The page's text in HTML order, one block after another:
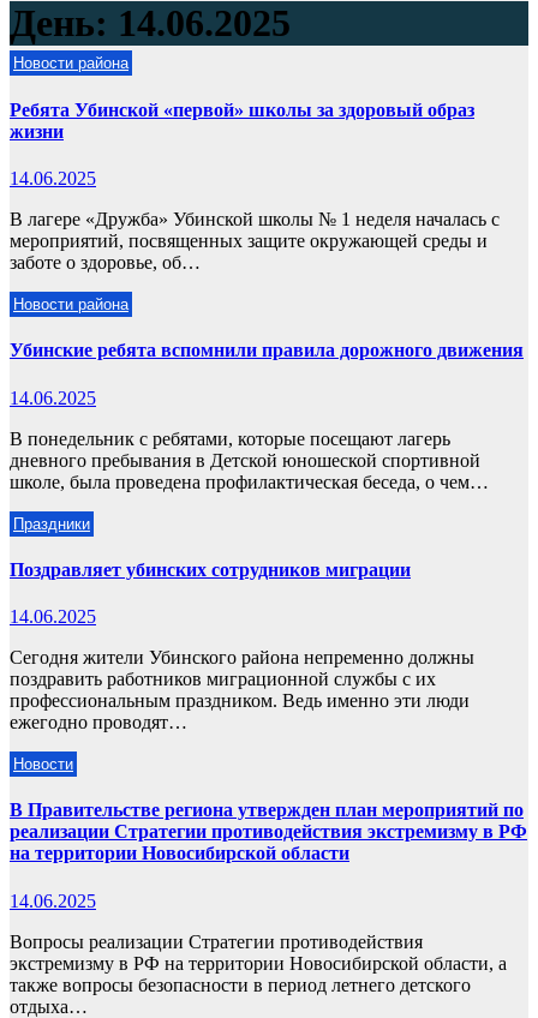
День: 14.06.2025
Новости района
Ребята Убинской «первой» школы за здоровый образ
жизни
14.06.2025
В лагере «Дружба» Убинской школы № 1 неделя началась с
мероприятий, посвященных защите окружающей среды и
заботе о здоровье, об…
Новости района
Убинские ребята вспомнили правила дорожного движения
14.06.2025
В понедельник с ребятами, которые посещают лагерь
дневного пребывания в Детской юношеской спортивной
школе, была проведена профилактическая беседа, о чем…
Праздники
Поздравляет убинских сотрудников миграции
14.06.2025
Сегодня жители Убинского района непременно должны
поздравить работников миграционной службы с их
профессиональным праздником. Ведь именно эти люди
ежегодно проводят…
Новости
В Правительстве региона утвержден план мероприятий по
реализации Стратегии противодействия экстремизму в РФ
на территории Новосибирской области
14.06.2025
Вопросы реализации Стратегии противодействия
экстремизму в РФ на территории Новосибирской области, а
также вопросы безопасности в период летнего детского
отдыха…